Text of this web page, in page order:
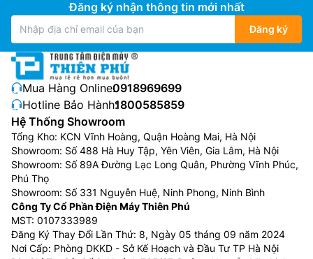
Đăng ký nhận thông tin mới nhất
Đăng ký
Mua Hàng Online:0918969699
Hotline Bảo Hành:1800585859
Hệ Thống Showroom
Tổng Kho: KCN Vĩnh Hoàng, Quận Hoàng Mai, Hà Nội
Showroom: Số 488 Hà Huy Tập, Yên Viên, Gia Lâm, Hà Nội
Showroom: Số 89A Đường Lạc Long Quân, Phường Vĩnh Phúc,
Phú Thọ
Showroom: Số 331 Nguyễn Huệ, Ninh Phong, Ninh Bình
Công Ty Cổ Phần Điện Máy Thiên Phú
MST: 0107333989
Đăng Ký Thay Đổi Lần Thứ: 8, Ngày 05 tháng 09 năm 2024
Nơi Cấp: Phòng DKKD - Sở Kế Hoạch và Đầu Tư TP Hà Nội